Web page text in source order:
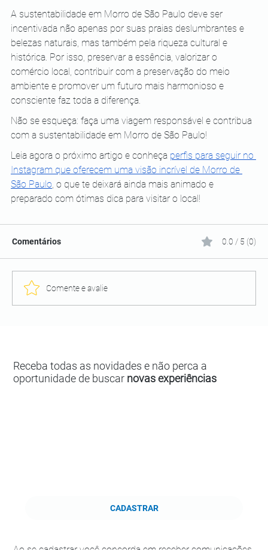
A sustentabilidade em Morro de São Paulo deve ser
incentivada não apenas por suas praias deslumbrantes e
belezas naturais, mas também pela riqueza cultural e
histórica. Por isso, preservar a essência, valorizar o
comércio local, contribuir com a preservação do meio
ambiente e promover um futuro mais harmonioso e
consciente faz toda a diferença.
Não se esqueça: faça uma viagem responsável e contribua
com a sustentabilidade em Morro de São Paulo!
Leia agora o próximo artigo e conheça perfis para seguir no
Instagram que oferecem uma visão incrível de Morro de
São Paulo, o que te deixará ainda mais animado e
preparado com ótimas dica para visitar o local!
Comentários 0.0 / 5 (0)
Comente e avalie
Receba todas as novidades e não perca a
oportunidade de buscar novas experiências
CADASTRAR